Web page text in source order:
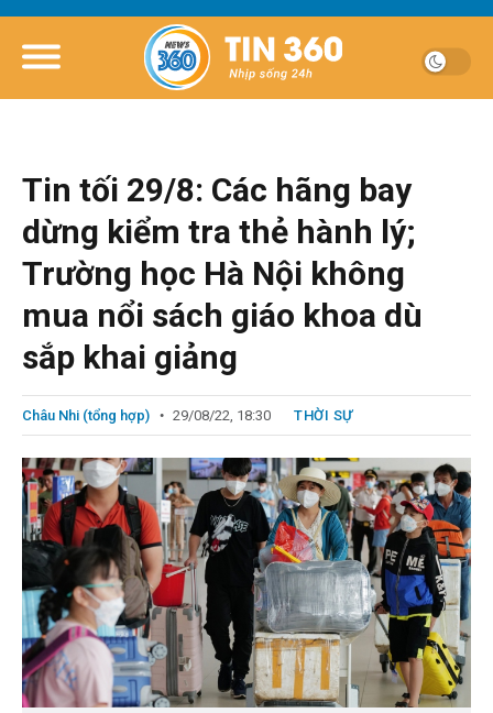
Tin tối 29/8: Các hãng bay
dừng kiểm tra thẻ hành lý;
Trường học Hà Nội không
mua nổi sách giáo khoa dù
sắp khai giảng
Châu Nhi (tổng hợp) 29/08/22, 18:30 THỜI SỰ